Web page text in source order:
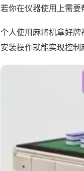
若你在仪器使用上需要
个人使用麻将机拿好
安装操作就能实现控制